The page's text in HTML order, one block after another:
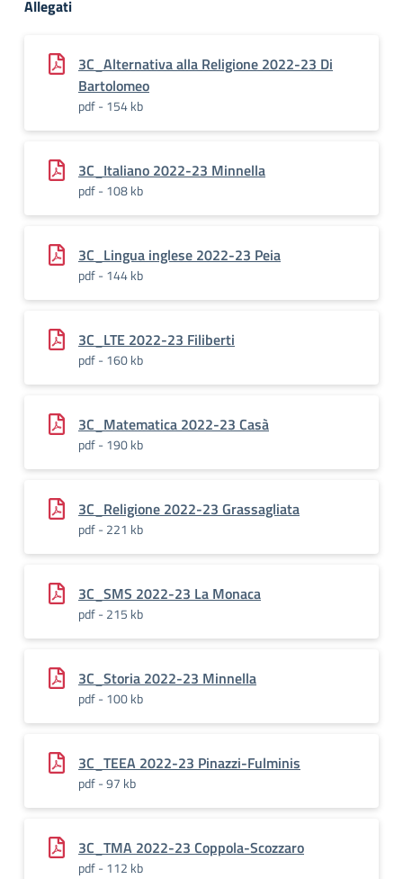
Allegati
3C_Alternativa alla Religione 2022-23 Di
Bartolomeo
pdf - 154 kb
3C_Italiano 2022-23 Minnella
pdf - 108 kb
3C_Lingua inglese 2022-23 Peia
pdf - 144 kb
3C_LTE 2022-23 Filiberti
pdf - 160 kb
3C_Matematica 2022-23 Casà
pdf - 190 kb
3C_Religione 2022-23 Grassagliata
pdf - 221 kb
3C_SMS 2022-23 La Monaca
pdf - 215 kb
3C_Storia 2022-23 Minnella
pdf - 100 kb
3C_TEEA 2022-23 Pinazzi-Fulminis
pdf - 97 kb
3C_TMA 2022-23 Coppola-Scozzaro
pdf - 112 kb